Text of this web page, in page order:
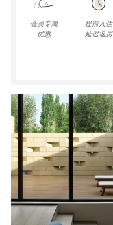
会员专属
优惠
提前入住
延迟退房